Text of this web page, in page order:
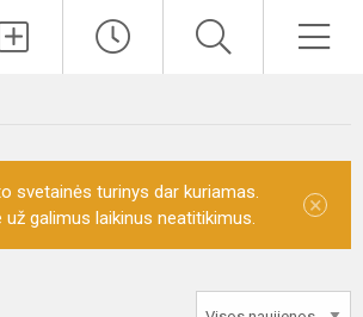
svetainės turinys dar kuriamas.
galimus laikinus neatitikimus.
×